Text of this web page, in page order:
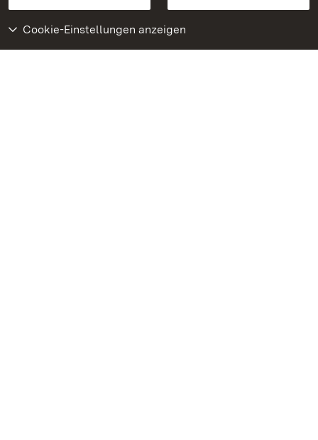
Cookie-Einstellungen anzeigen
Weiteres